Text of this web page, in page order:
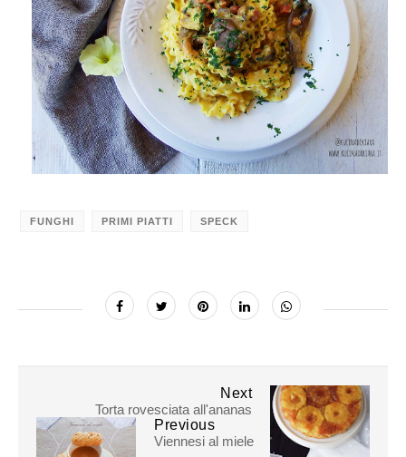
FUNGHI PRIMI PIATTI SPECK
Next
Torta rovesciata all'ananas
Previous
Viennesi al miele